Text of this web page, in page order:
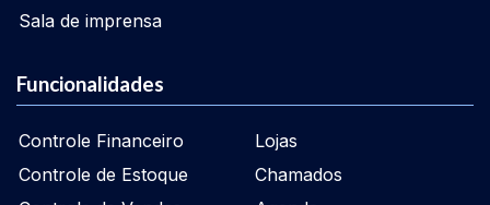
Sala de imprensa
Funcionalidades
Controle Financeiro
Controle de Estoque
Lojas
Chamados